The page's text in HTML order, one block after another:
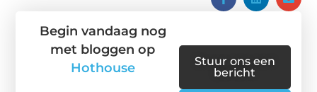
Begin vandaag nog
met bloggen op
Hothouse
Stuur ons een
bericht